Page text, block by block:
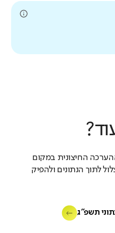
החיצונית במקום
לתוך הנתונים ולהפיק
תשפ"ג